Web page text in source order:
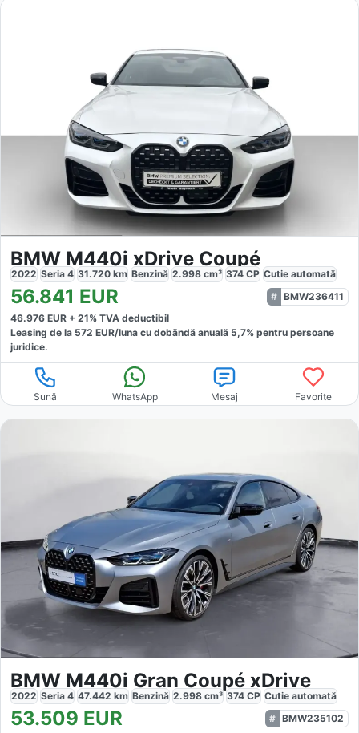
BMW M440i xDrive Coupé
2022 Seria 4 31.720 km Benzină 2.998 cm³ 374 CP Cutie automată
56.841 EUR
BMW236411
46.976 EUR + 21% TVA deductibil
Leasing de la 572 EUR/luna cu dobăndă anuală 5,7% pentru persoane
juridice.
Sună WhatsApp Mesaj Favorite
BMW M440i Gran Coupé xDrive
2022 Seria 4 47.442 km Benzină 2.998 cm³ 374 CP Cutie automată
53.509 EUR
BMW235102